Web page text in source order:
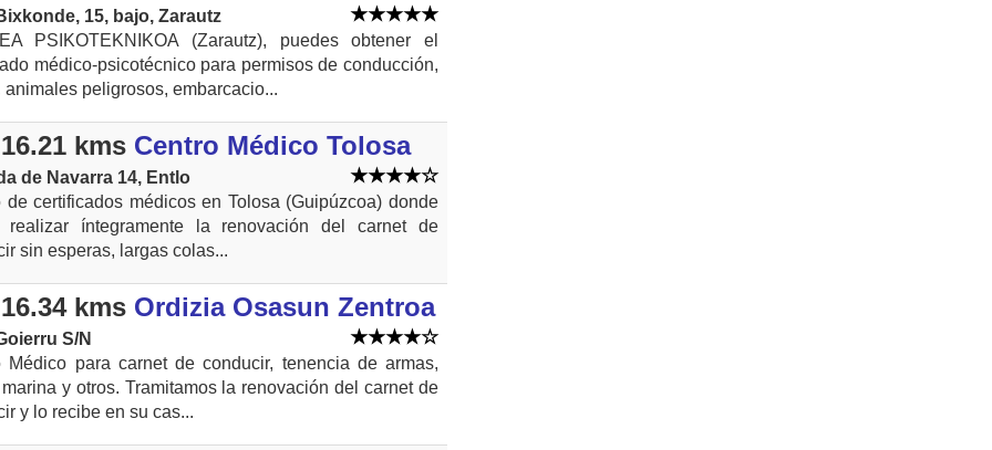
15, bajo, Zarautz
PSIKOTEKNIKOA (Zarautz), puedes obtener el
médico-psicotécnico para permisos de conducción,
animales peligrosos, embarcacio...
kms Centro Médico Tolosa
de Navarra 14, Entlo
de certificados médicos en Tolosa (Guipúzcoa) donde
realizar íntegramente la renovación del carnet de
sin esperas, largas colas...
kms Ordizia Osasun Zentroa
S/N
Médico para carnet de conducir, tenencia de armas,
y otros. Tramitamos la renovación del carnet de
y lo recibe en su cas...